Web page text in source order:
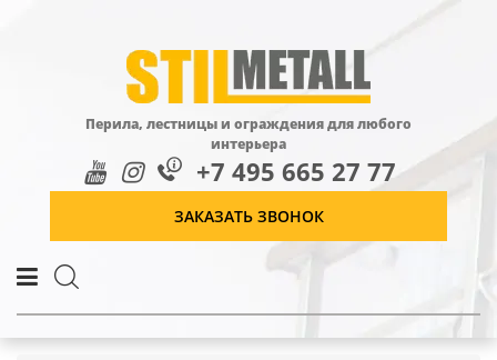
Перила, лестницы и ограждения для любого
интерьера
+7 495 665 27 77
ЗАКАЗАТЬ ЗВОНОК